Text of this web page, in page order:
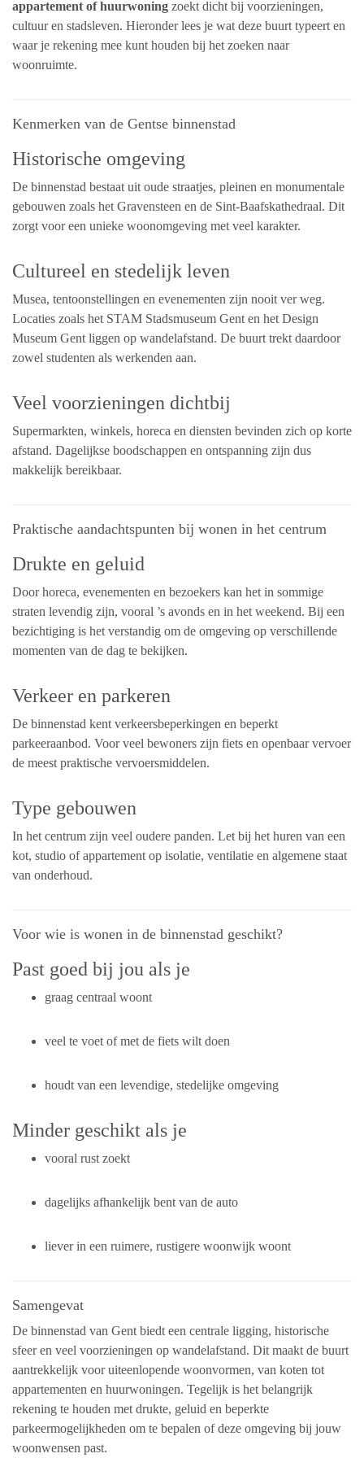
appartement of huurwoning zoekt dicht bij voorzieningen,
cultuur en stadsleven. Hieronder lees je wat deze buurt typeert en
waar je rekening mee kunt houden bij het zoeken naar
woonruimte.
Kenmerken van de Gentse binnenstad
Historische omgeving
De binnenstad bestaat uit oude straatjes, pleinen en monumentale
gebouwen zoals het Gravensteen en de Sint-Baafskathedraal. Dit
zorgt voor een unieke woonomgeving met veel karakter.
Cultureel en stedelijk leven
Musea, tentoonstellingen en evenementen zijn nooit ver weg.
Locaties zoals het STAM Stadsmuseum Gent en het Design
Museum Gent liggen op wandelafstand. De buurt trekt daardoor
zowel studenten als werkenden aan.
Veel voorzieningen dichtbij
Supermarkten, winkels, horeca en diensten bevinden zich op korte
afstand. Dagelijkse boodschappen en ontspanning zijn dus
makkelijk bereikbaar.
Praktische aandachtspunten bij wonen in het centrum
Drukte en geluid
Door horeca, evenementen en bezoekers kan het in sommige
straten levendig zijn, vooral ’s avonds en in het weekend. Bij een
bezichtiging is het verstandig om de omgeving op verschillende
momenten van de dag te bekijken.
Verkeer en parkeren
De binnenstad kent verkeersbeperkingen en beperkt
parkeeraanbod. Voor veel bewoners zijn fiets en openbaar vervoer
de meest praktische vervoersmiddelen.
Type gebouwen
In het centrum zijn veel oudere panden. Let bij het huren van een
kot, studio of appartement op isolatie, ventilatie en algemene staat
van onderhoud.
Voor wie is wonen in de binnenstad geschikt?
Past goed bij jou als je
graag centraal woont
veel te voet of met de fiets wilt doen
houdt van een levendige, stedelijke omgeving
Minder geschikt als je
vooral rust zoekt
dagelijks afhankelijk bent van de auto
liever in een ruimere, rustigere woonwijk woont
Samengevat
De binnenstad van Gent biedt een centrale ligging, historische
sfeer en veel voorzieningen op wandelafstand. Dit maakt de buurt
aantrekkelijk voor uiteenlopende woonvormen, van koten tot
appartementen en huurwoningen. Tegelijk is het belangrijk
rekening te houden met drukte, geluid en beperkte
parkeermogelijkheden om te bepalen of deze omgeving bij jouw
woonwensen past.